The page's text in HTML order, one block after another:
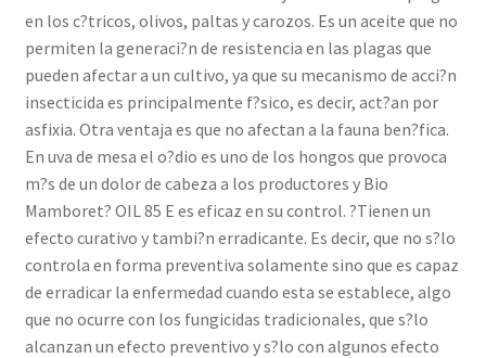
en los c?tricos, olivos, paltas y carozos. Es un aceite que no
permiten la generaci?n de resistencia en las plagas que
pueden afectar a un cultivo, ya que su mecanismo de acci?n
insecticida es principalmente f?sico, es decir, act?an por
asfixia. Otra ventaja es que no afectan a la fauna ben?fica.
En uva de mesa el o?dio es uno de los hongos que provoca
m?s de un dolor de cabeza a los productores y Bio
Mamboret? OIL 85 E es eficaz en su control. ?Tienen un
efecto curativo y tambi?n erradicante. Es decir, que no s?lo
controla en forma preventiva solamente sino que es capaz
de erradicar la enfermedad cuando esta se establece, algo
que no ocurre con los fungicidas tradicionales, que s?lo
alcanzan un efecto preventivo y s?lo con algunos efecto